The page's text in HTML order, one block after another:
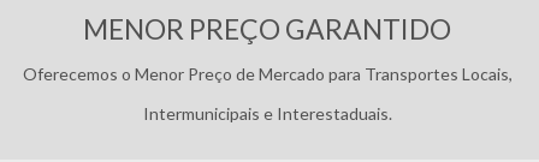
MENOR PREÇO GARANTIDO
Oferecemos o Menor Preço de Mercado para Transportes Locais,
Intermunicipais e Interestaduais.